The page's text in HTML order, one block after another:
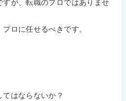
が、転職のプロではありませ
ロに任せるべきです。
はならないか？